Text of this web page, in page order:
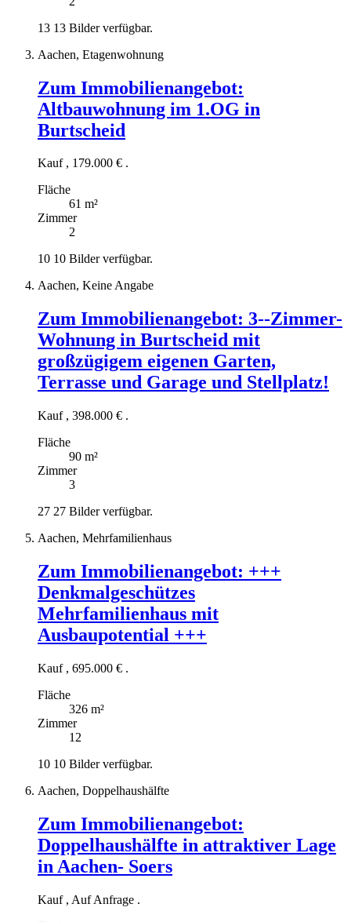
13 13 Bilder verfügbar.
Aachen, Etagenwohnung
Zum Immobilienangebot:
Altbauwohnung im 1.OG in
Burtscheid
Kauf , 179.000 € .
Fläche
61 m²
Zimmer
2
10 10 Bilder verfügbar.
Aachen, Keine Angabe
Zum Immobilienangebot: 3--Zimmer-
Wohnung in Burtscheid mit
großzügigem eigenen Garten,
Terrasse und Garage und Stellplatz!
Kauf , 398.000 € .
Fläche
90 m²
Zimmer
3
27 27 Bilder verfügbar.
Aachen, Mehrfamilienhaus
Zum Immobilienangebot: +++
Denkmalgeschützes
Mehrfamilienhaus mit
Ausbaupotential +++
Kauf , 695.000 € .
Fläche
326 m²
Zimmer
12
10 10 Bilder verfügbar.
Aachen, Doppelhaushälfte
Zum Immobilienangebot:
Doppelhaushälfte in attraktiver Lage
in Aachen- Soers
Kauf , Auf Anfrage .